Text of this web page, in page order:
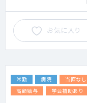
お気に入り
常勤 病院 当直なし
高額給与
学会補助あり